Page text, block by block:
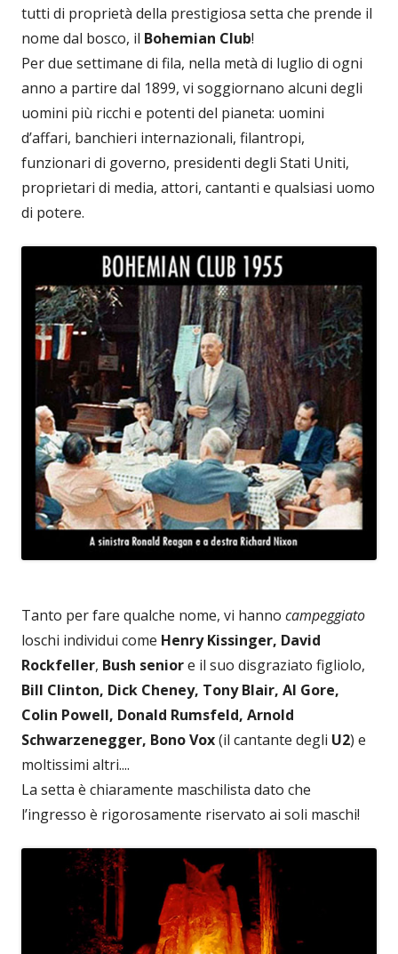
tutti di proprietà della prestigiosa setta che prende il
nome dal bosco, il Bohemian Club!
Per due settimane di fila, nella metà di luglio di ogni
anno a partire dal 1899, vi soggiornano alcuni degli
uomini più ricchi e potenti del pianeta: uomini
d’affari, banchieri internazionali, filantropi,
funzionari di governo, presidenti degli Stati Uniti,
proprietari di media, attori, cantanti e qualsiasi uomo
di potere.
Tanto per fare qualche nome, vi hanno campeggiato
loschi individui come Henry Kissinger, David
Rockfeller, Bush seniore il suo disgraziato figliolo,
Bill Clinton, Dick Cheney, Tony Blair, Al Gore,
Colin Powell, Donald Rumsfeld, Arnold
Schwarzenegger, BonoVox(il cantante degli U2) e
moltissimi altri....
La setta è chiaramente maschilista dato che
l’ingresso è rigorosamente riservato ai soli maschi!